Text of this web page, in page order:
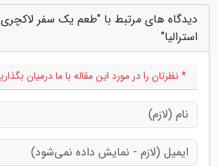
دیدگاه های مرتبط با "طعم یک سفر
استرالیا"
* نظرتان را در مورد این مقاله با ما درمیان